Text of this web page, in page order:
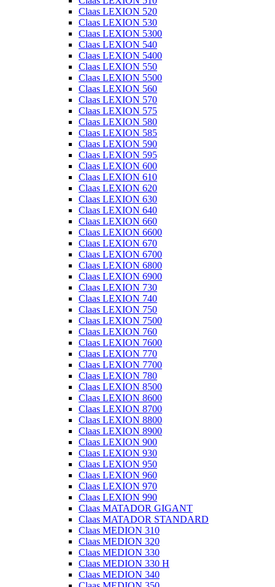
Claas LEXION 520
Claas LEXION 530
Claas LEXION 5300
Claas LEXION 540
Claas LEXION 5400
Claas LEXION 550
Claas LEXION 5500
Claas LEXION 560
Claas LEXION 570
Claas LEXION 575
Claas LEXION 580
Claas LEXION 585
Claas LEXION 590
Claas LEXION 595
Claas LEXION 600
Claas LEXION 610
Claas LEXION 620
Claas LEXION 630
Claas LEXION 640
Claas LEXION 660
Claas LEXION 6600
Claas LEXION 670
Claas LEXION 6700
Claas LEXION 6800
Claas LEXION 6900
Claas LEXION 730
Claas LEXION 740
Claas LEXION 750
Claas LEXION 7500
Claas LEXION 760
Claas LEXION 7600
Claas LEXION 770
Claas LEXION 7700
Claas LEXION 780
Claas LEXION 8500
Claas LEXION 8600
Claas LEXION 8700
Claas LEXION 8800
Claas LEXION 8900
Claas LEXION 900
Claas LEXION 930
Claas LEXION 950
Claas LEXION 960
Claas LEXION 970
Claas LEXION 990
Claas MATADOR GIGANT
Claas MATADOR STANDARD
Claas MEDION 310
Claas MEDION 320
Claas MEDION 330
Claas MEDION 330 H
Claas MEDION 340